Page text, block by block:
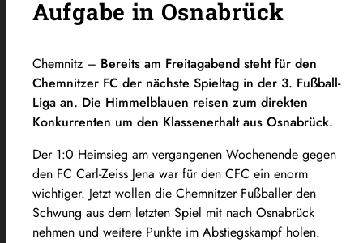
Aufgabe in Osnabrück
Chemnitz – Bereits am Freitagabend steht für den
Chemnitzer FC der nächste Spieltag in der 3. Fußball-
Liga an. Die Himmelblauen reisen zum direkten
Konkurrenten um den Klassenerhalt aus Osnabrück.
Der 1:0 Heimsieg am vergangenen Wochenende gegen
den FC Carl-Zeiss Jena war für den CFC ein enorm
wichtiger. Jetzt wollen die Chemnitzer Fußballer den
Schwung aus dem letzten Spiel mit nach Osnabrück
nehmen und weitere Punkte im Abstiegskampf holen.